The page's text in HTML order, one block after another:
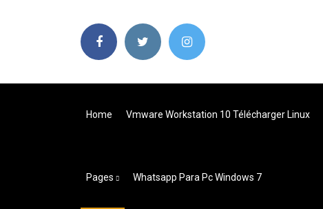
Home Vmware Workstation 10 Télécharger Linux
Pages Whatsapp Para Pc Windows 7